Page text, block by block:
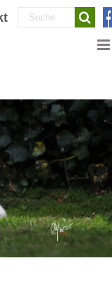
Suche